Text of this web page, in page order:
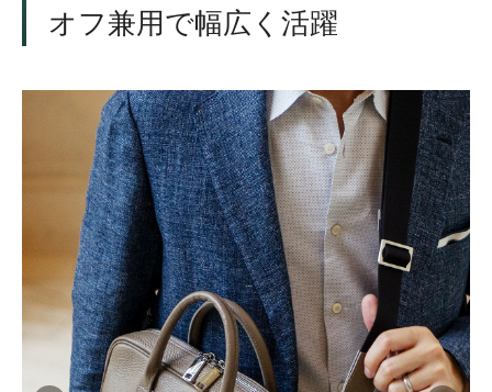
オフ兼用で幅広く活躍